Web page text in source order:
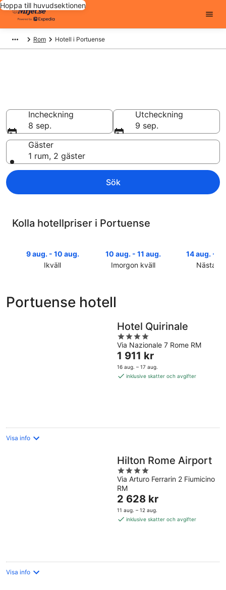
Hoppa till huvudsektionen
Rom Hotell i Portuense
Incheckning
8 sep.
Utcheckning
9 sep.
Gäster
1 rum, 2 gäster
Sök
Kolla hotellpriser i Portuense
9 aug. - 10 aug.
Ikväll
Portuense
10 aug. - 11 aug.
Imorgon kväll
Portuense
imorgon
natt,
aug.
14 aug. -
Nästa
nästa
14
16
Portuense hotell
Hotel Quirinale
4
out
of
5
Via Nazionale 7 Rome RM
Priset
är
1 911 kr
1 911 kr
16 aug. – 17 aug.
inklusive skatter och avgifter
Visa info
Hilton Rome Airport
4
out
of
5
Via Arturo Ferrarin 2 Fiumicino
RM
Priset
är
2 628 kr
2 628 kr
11 aug. – 12 aug.
inklusive skatter och avgifter
Visa info